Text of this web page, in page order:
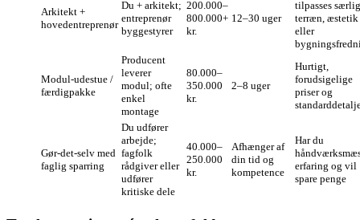
Arkitekt +
hovedentreprenør
Du + arkitekt;
entreprenør
byggestyrer
200.000–
800.000+
kr.
12–30 uger
tilpasses
terræn, æstetik
eller
Modul‑udestue /
færdigpakke
Producent
leverer
modul; ofte
enkel
montage
80.000–
350.000
kr.
2–8 uger
Hurtigt,
forudsigelige
priser og
Gør‑det‑selv med
faglig sparring
Du udfører
arbejde;
fagfolk
rådgiver eller
udfører
kritiske dele
40.000–
250.000
kr.
Afhænger af
din tid og
kompetence
Har du
erfaring og vil
spare penge